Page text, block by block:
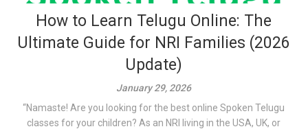
How to Learn Telugu Online: The
Ultimate Guide for NRI Families (2026
Update)
January 29, 2026
“Namaste! Are you looking for the best online Spoken Telugu
classes for your children? As an NRI living in the USA, UK, or